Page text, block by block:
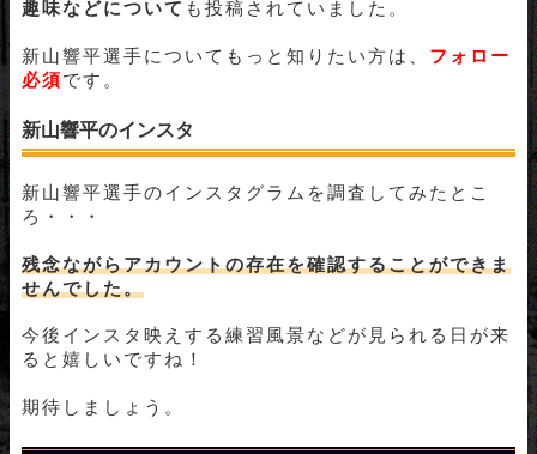
趣味などについて も投稿されていました。
新山響平選手についてもっと知りたい方は、 フォロー
必須です。
新山響平のインスタ
新山響平選手のインスタグラムを調査してみたとこ
ろ・・・
残念ながらアカウントの存在を確認することができま
せんでした。
今後インスタ映えする練習風景などが見られる日が来
ると嬉しいですね！
期待しましょう。